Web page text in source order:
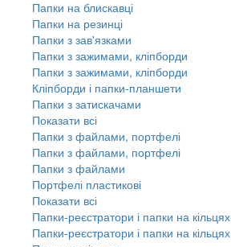
Папки на блискавці
Папки на резинці
Папки з зав'язками
Папки з зажимами, кліпборди
Папки з зажимами, кліпборди
Кліпборди і папки-планшети
Папки з затискачами
Показати всі
Папки з файлами, портфелі
Папки з файлами, портфелі
Папки з файлами
Портфелі пластикові
Показати всі
Папки-реєстратори і папки на кільцях
Папки-реєстратори і папки на кільцях